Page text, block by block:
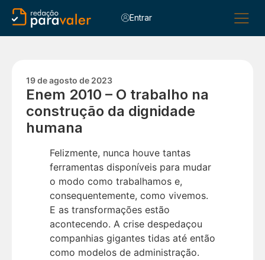
Entrar
19 de agosto de 2023
Enem 2010 – O trabalho na
construção da dignidade
humana
Felizmente, nunca houve tantas
ferramentas disponíveis para mudar
o modo como trabalhamos e,
consequentemente, como vivemos.
E as transformações estão
acontecendo. A crise despedaçou
companhias gigantes tidas até então
como modelos de administração.